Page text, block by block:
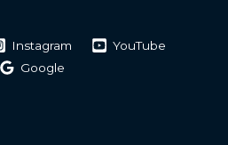
Instagram
YouTube
Google